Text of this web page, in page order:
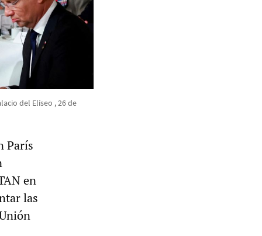
del Elíseo , 26 de
París
en
las